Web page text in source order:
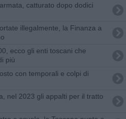
catturato dopo dodici
illegalmente, la Finanza a
ecco gli enti toscani che
più
con temporali e colpi di
nel 2023 gli appalti per il tratto